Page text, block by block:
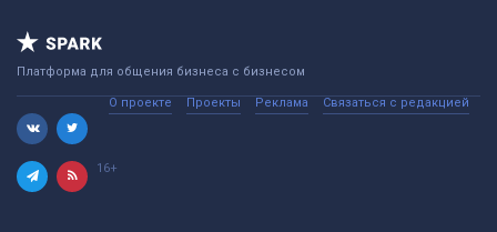
Платформа для общения бизнеса с бизнесом
О проекте Проекты Реклама Связаться с редакцией
16+